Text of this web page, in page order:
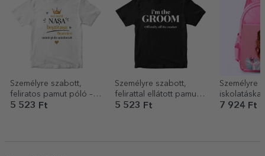
Személyre szabott,
feliratos pamut póló –
Nasa bogatasa
5 523 Ft
Személyre szabott,
felirattal ellátott pamut
póló – A vőlegény
5 523 Ft
Személyre
iskolatáska
7 924 Ft